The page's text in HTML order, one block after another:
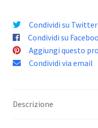
Condividi su Twitter
Condividi su
Aggiungi questo
Condividi via email
Descrizione